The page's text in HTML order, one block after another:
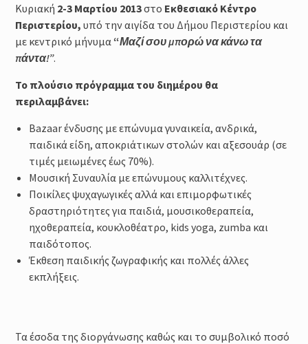
Κυριακή 2-3 Μαρτίου 2013στο Εκθεσιακό Κέντρο
Περιστερίου, υπό την αιγίδα του Δήμου Περιστερίου και
με κεντρικό μήνυμα “Μαζί σου μπορώ να κάνω τα
πάντα!”.
Το πλούσιο πρόγραμμα του διημέρου θα
περιλαμβάνει:
Βazaar ένδυσης με επώνυμα γυναικεία, ανδρικά,
παιδικά είδη, αποκριάτικων στολών και αξεσουάρ (σε
τιμές μειωμένες έως 70%).
Μουσική Συναυλία με επώνυμους καλλιτέχνες.
Ποικίλες ψυχαγωγικές αλλά και επιμορφωτικές
δραστηριότητες για παιδιά, μουσικοθεραπεία,
ηχοθεραπεία, κουκλοθέατρο, kids yoga, zumba και
παιδότοπος.
Έκθεση παιδικής ζωγραφικής και πολλές άλλες
εκπλήξεις.
Τα έσοδα της διοργάνωσης καθώς και το συμβολικό ποσό